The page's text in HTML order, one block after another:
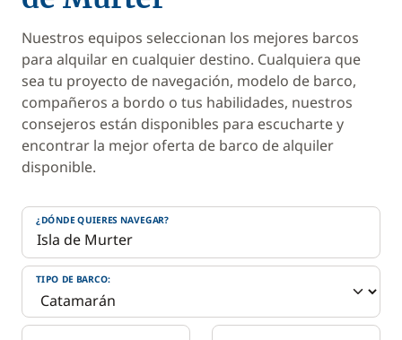
Nuestros equipos seleccionan los mejores barcos
para alquilar en cualquier destino. Cualquiera que
sea tu proyecto de navegación, modelo de barco,
compañeros a bordo o tus habilidades, nuestros
consejeros están disponibles para escucharte y
encontrar la mejor oferta de barco de alquiler
disponible.
¿DÓNDE QUIERES NAVEGAR?
TIPO DE BARCO: